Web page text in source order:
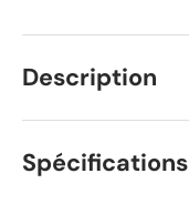
Description
Spécifications